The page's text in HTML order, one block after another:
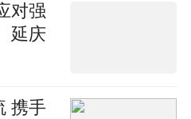
对强
延庆
携手